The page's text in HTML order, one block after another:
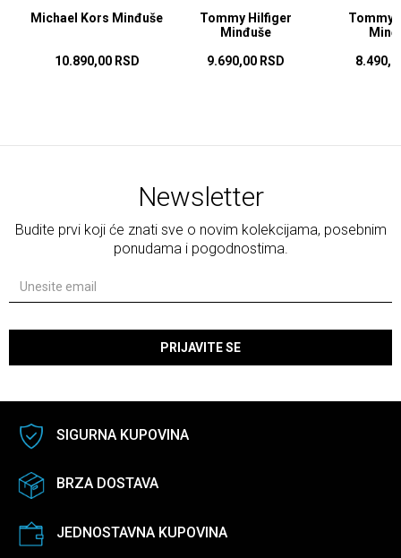
Michael Kors Minđuše
10.890,00 RSD
Tommy Hilfiger
Minđuše
9.690,00 RSD
Tommy
Newsletter
Budite prvi koji će znati sve o novim kolekcijama, posebnim
ponudama i pogodnostima.
PRIJAVITE SE
SIGURNA KUPOVINA
BRZA DOSTAVA
JEDNOSTAVNA KUPOVINA